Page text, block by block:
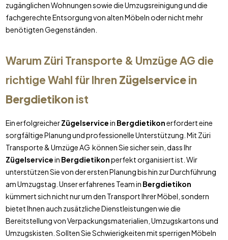
zugänglichen Wohnungen sowie die Umzugsreinigung und die
fachgerechte Entsorgung von alten Möbeln oder nicht mehr
benötigten Gegenständen.
Warum Züri Transporte & Umzüge AG die
richtige Wahl für Ihren Zügelservicein
Bergdietikonist
Ein erfolgreicherZügelservicein Bergdietikonerfordert eine
sorgfältige Planung und professionelle Unterstützung. Mit Züri
Transporte & Umzüge AG können Sie sicher sein, dass Ihr
Zügelservicein Bergdietikonperfekt organisiert ist. Wir
unterstützen Sie von der ersten Planung bis hin zur Durchführung
am Umzugstag. Unser erfahrenes Team in Bergdietikon
kümmert sich nicht nur um den Transport Ihrer Möbel, sondern
bietet Ihnen auch zusätzliche Dienstleistungen wie die
Bereitstellung von Verpackungsmaterialien, Umzugskartons und
Umzugskisten. Sollten Sie Schwierigkeiten mit sperrigen Möbeln